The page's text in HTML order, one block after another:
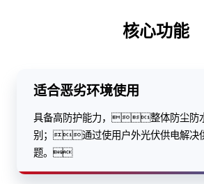
核心功能
适合恶劣环境使用
具备高防护能力，整体防尘防
别；通过使用户外光伏供电解决
题。